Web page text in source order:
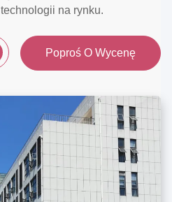
na rynku.
Poproś O Wycenę